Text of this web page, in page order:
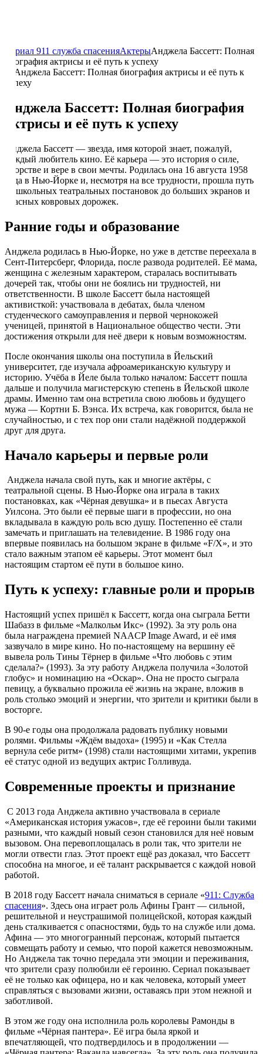
Сериал 911 служба спасенияАктерыАнджела Бассетт: Полная
биография актрисы и её путь к успеху
Анджела Бассетт: Полная биография
актрисы и её путь к успеху
Анджела Бассетт — звезда, имя которой знает, пожалуй,
каждый любитель кино. Её карьера — это история о силе,
упорстве и вере в свои мечты. Родилась она 16 августа 1958
года в Нью-Йорке и, несмотря на все трудности, прошла путь
от школьных театральных постановок до больших экранов и
красных ковровых дорожек.
Ранние годы и образование
Анджела родилась в Нью-Йорке, но уже в детстве переехала в
Сент-Питерсберг, Флорида, после развода родителей. Её мама,
женщина с железным характером, старалась воспитывать
дочерей так, чтобы они не боялись ни трудностей, ни
ответственности. В школе Бассетт была настоящей
активисткой: участвовала в дебатах, была членом
студенческого самоуправления и первой чернокожей
ученицей, принятой в Национальное общество чести. Эти
достижения открыли для неё двери к новым возможностям.
После окончания школы она поступила в Йельский
университет, где изучала афроамериканскую культуру и
историю. Учёба в Йеле была только началом: Бассетт пошла
дальше и получила магистерскую степень в Йельской школе
драмы. Именно там она встретила свою любовь и будущего
мужа — Кортни Б. Вэнса. Их встреча, как говорится, была не
случайностью, и с тех пор они стали надёжной поддержкой
друг для друга.
Начало карьеры и первые роли
Анджела начала свой путь, как и многие актёры, с
театральной сцены. В Нью-Йорке она играла в таких
постановках, как «Чёрная девушка» и в пьесах Августа
Уилсона. Это были её первые шаги в профессии, но она
вкладывала в каждую роль всю душу. Постепенно её стали
замечать и приглашать на телевидение. В 1986 году она
впервые появилась на большом экране в фильме «F/X», и это
стало важным этапом её карьеры. Этот момент был
настоящим стартом её пути в большое кино.
Путь к успеху: главные роли и прорыв
Настоящий успех пришёл к Бассетт, когда она сыграла Бетти
Шабазз в фильме «Малкольм Икс» (1992). За эту роль она
была награждена премией NAACP Image Award, и её имя
зазвучало в мире кино. Но по-настоящему на вершину её
вывела роль Тины Тёрнер в фильме «Что любовь с этим
сделала?» (1993). За эту работу Анджела получила «Золотой
глобус» и номинацию на «Оскар». Она не просто сыграла
певицу, а буквально прожила её жизнь на экране, вложив в
роль столько эмоций и энергии, что зрители и критики были в
восторге.
В 90-е годы она продолжала радовать публику новыми
ролями. Фильмы «Ждём выдоха» (1995) и «Как Стелла
вернула себе ритм» (1998) стали настоящими хитами, укрепив
её статус одной из ведущих актрис Голливуда.
Современные проекты и признание
С 2013 года Анджела активно участвовала в сериале
«Американская история ужасов», где её героини были такими
разными, что каждый новый сезон становился для неё новым
вызовом. Она перевоплощалась в роли так, что зрители не
могли отвести глаз. Этот проект ещё раз доказал, что Бассетт
способна на многое, и её талант раскрывается с каждой новой
работой.
В 2018 году Бассетт начала сниматься в сериале «911: Служба
спасения». Здесь она играет роль Афины Грант — сильной,
решительной и неустрашимой полицейской, которая каждый
день сталкивается с опасностями, будь то на службе или дома.
Афина — это многогранный персонаж, который пытается
совмещать работу и семью, что порой кажется невозможным.
Но Анджела так точно передала эти эмоции и переживания,
что зрители сразу полюбили её героиню. Сериал показывает
её не только как офицера, но и как человека, который умеет
справляться с вызовами жизни, оставаясь при этом нежной и
заботливой.
В этом же году она исполнила роль королевы Рамонды в
фильме «Чёрная пантера». Её игра была яркой и
впечатляющей, что подтвердилось и в продолжении —